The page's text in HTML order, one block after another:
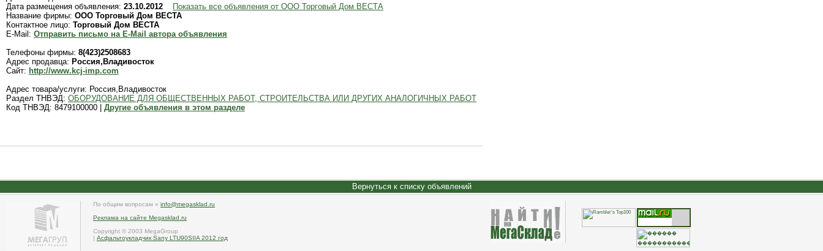
Дата размещения объявления: 23.10.2012
Показать все объявления от ООО Торговый Дом ВЕСТА
Название фирмы: ООО Торговый Дом ВЕСТА
Контактное лицо: Торговый Дом ВЕСТА
E-Mail: Отправить письмо на E-Mail автора объявления
Телефоны фирмы: 8(423)2508683
Адрес продавца: Россия,Владивосток
Сайт: http://www.kcj-imp.com
Адрес товара/услуги: Россия,Владивосток
Раздел ТНВЭД: ОБОРУДОВАНИЕ ДЛЯ ОБЩЕСТВЕННЫХ РАБОТ, СТРОИТЕЛЬСТВА ИЛИ ДРУГИХ АНАЛОГИЧНЫХ РАБОТ
Код ТНВЭД: 8479100000 | Другие объявления в этом разделе
Вернуться к списку объявлений
По общим вопросам » info@megasklad.ru
Реклама на сайте Megasklad.ru
Copyright © 2003 MegaGroup
| Асфальтоукладчик Sany LTU90SIIA 2012 год